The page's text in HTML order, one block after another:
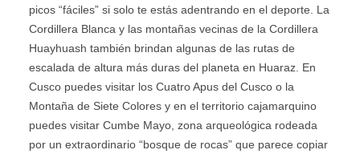
picos “fáciles” si solo te estás adentrando en el deporte. La
Cordillera Blanca y las montañas vecinas de la Cordillera
Huayhuash también brindan algunas de las rutas de
escalada de altura más duras del planeta en Huaraz. En
Cusco puedes visitar los Cuatro Apus del Cusco o la
Montaña de Siete Colores y en el territorio cajamarquino
puedes visitar Cumbe Mayo, zona arqueológica rodeada
por un extraordinario “bosque de rocas” que parece copiar